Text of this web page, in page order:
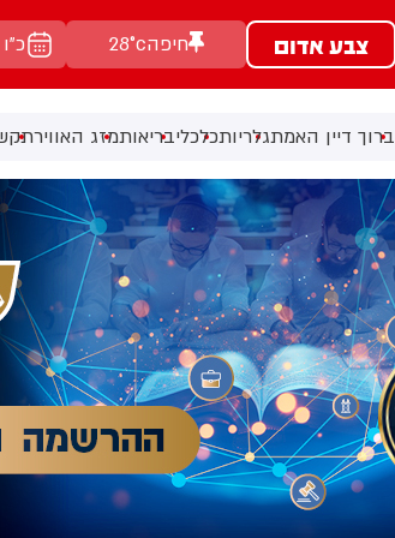
צבע אדום חיפה28°c כ"ו
ברוך דיין האמתגלריותכלכליבריאותמזג האוויר